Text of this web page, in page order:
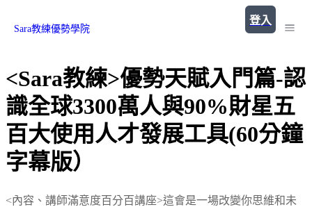
Sara教練優勢學院
登入
<Sara教練>優勢天賦入門篇-認
識全球3300萬人與90%財星五
百大使用人才發展工具(60分鐘
字幕版）
<內容、講師滿意度百分百講座>這會是一場改變你思維和未